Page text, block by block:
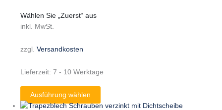
Wählen Sie „Zuerst“ aus
inkl. MwSt.
zzgl.Versandkosten
Lieferzeit:7 - 10 Werktage
Ausführung wählen